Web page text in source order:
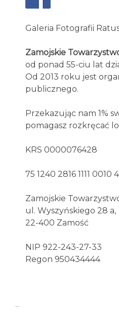
Galeria Fotografii
Zamojskie
od ponad 55-ciu lat
Od 2013 roku jest
publicznego.
Przekazując nam 1%
pomagasz rozkręcać
KRS 0000076428
75 1240 2816 1111 0010
Zamojskie
ul. Wyszyńskiego 28 a,
22-400 Zamość
NIP 922-243-27-33
Regon 950434444